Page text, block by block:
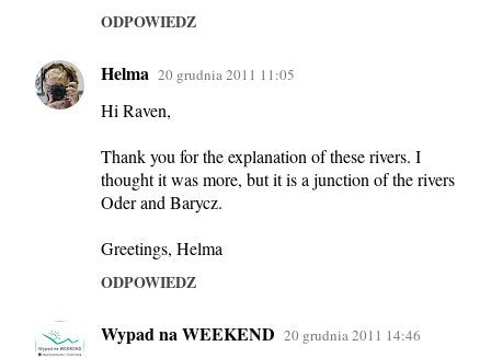
ODPOWIEDZ
Helma 20 grudnia 2011 11:05
Hi Raven,
Thank you for the explanation of these rivers. I
thought it was more, but it is a junction of the rivers
Oder and Barycz.
Greetings, Helma
ODPOWIEDZ
Wypad na WEEKEND 20 grudnia 2011 14:46